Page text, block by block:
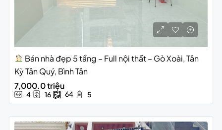
Bán nhà đẹp 5 tầng – Full nội thất – Gò Xoài, Tân
Kỳ Tân Quý, Bình Tân
7,000.0 triệu
4 16 64 5